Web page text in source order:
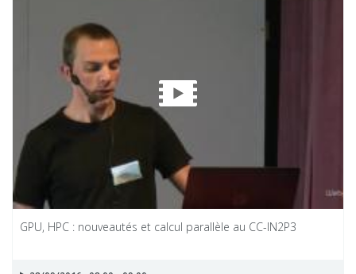
GPU, HPC : nouveautés et calcul parallèle au CC-IN2P3